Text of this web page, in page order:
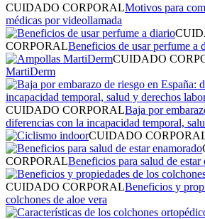
CUIDADO CORPORALMotivos para
médicas por videollamada
CORPORALBeneficios de usar perfume a
CUIDADO
MartiDerm
CUIDADO CORPORALBaja por
diferencias con la incapacidad temporal,
CUIDADO
CORPORALBeneficios para salud de estar
CUIDADO CORPORALBeneficios y
colchones de aloe vera